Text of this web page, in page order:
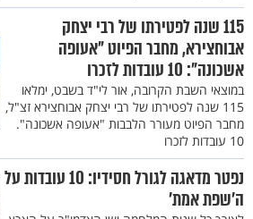
115 שנה לפטירתו של רבי יצחק
אבוחצירא, מחבר הפיוט "אעופה
אשכונה": 10 עובדות לזכרו
במוצאי השבת הקרובה, אור לי"ד בשבט, ימלאו
115 שנה לפטירתו של רבי יצחק אבוחצירא זצ"ל,
מחבר הפיוט מעורר הלבבות "אעופה אשכונה".
10 עובדות לזכרו
נפטר מדאגה לגורל חסידיו: 10 עובדות על
ה’שפת אמת’